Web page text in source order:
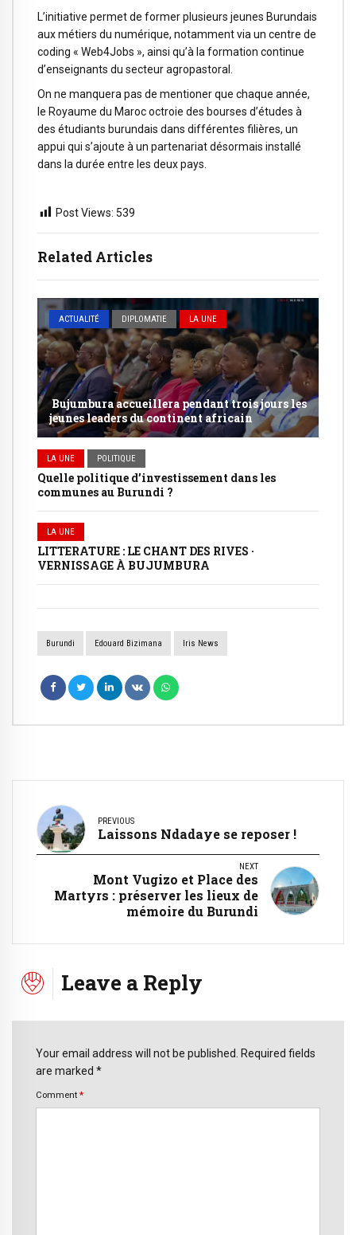
Related Articles
ACTUALITÉ DIPLOMATIE LA UNE
Bujumbura accueillera pendant trois jours les
jeunes leaders du continent africain
LA UNE POLITIQUE
Quelle politique d’investissement dans les
communes au Burundi ?
LA UNE
LITTERATURE : LE CHANT DES RIVES ·
VERNISSAGE À BUJUMBURA
L’initiative permet de former plusieurs jeunes Burundais
aux métiers du numérique, notamment via un centre de
coding « Web4Jobs », ainsi qu’à la formation continue
d’enseignants du secteur agropastoral.
On ne manquera pas de mentioner que chaque année,
le Royaume du Maroc octroie des bourses d’études à
des étudiants burundais dans différentes filières, un
appui qui s’ajoute à un partenariat désormais installé
dans la durée entre les deux pays.
Post Views: 539
Burundi Edouard Bizimana Iris News
PREVIOUS
Laissons Ndadaye se reposer !
NEXT
Mont Vugizo et Place des
Martyrs : préserver les lieux de
mémoire du Burundi
Leave a Reply
Your email address will not be published. Required fields
are marked *
Comment *